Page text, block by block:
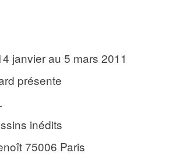
janvier au 5 mars 2011
présente
inédits
75006 Paris